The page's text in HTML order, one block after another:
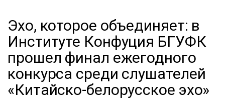
Эхо, которое объединяет: в
Институте Конфуция БГУФК
прошел финал ежегодного
конкурса среди слушателей
«Китайско-белорусское эхо»